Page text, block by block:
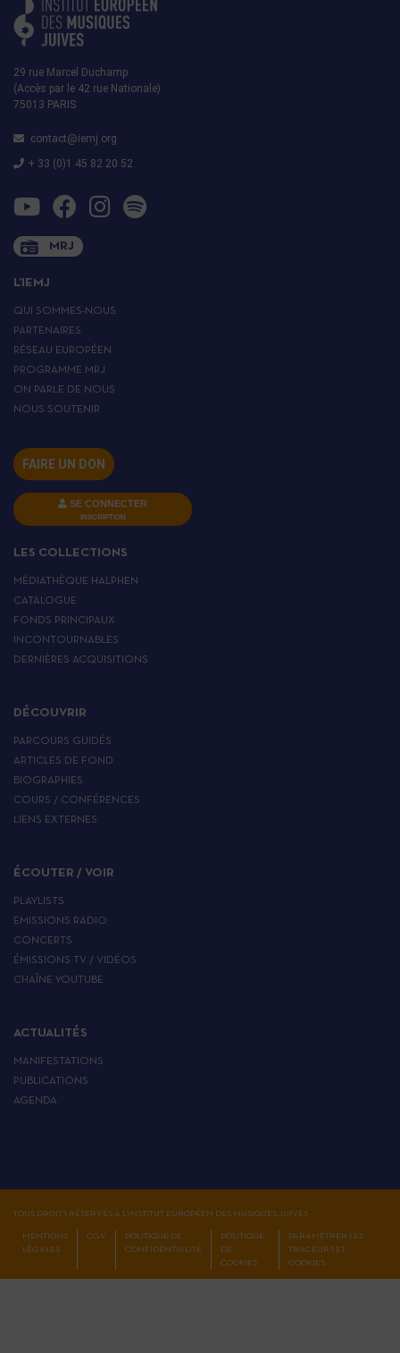
29 rue Marcel Duchamp
(Accès par le 42 rue Nationale)
75013 PARIS
contact@iemj.org
+ 33 (0)1 45 82 20 52
MRJ
L’IEMJ
QUI SOMMES-NOUS
PARTENAIRES
RÉSEAU EUROPÉEN
PROGRAMME MRJ
ON PARLE DE NOUS
NOUS SOUTENIR
FAIRE UN DON
SE CONNECTER
INSCRIPTION
LES COLLECTIONS
MÉDIATHÈQUE HALPHEN
CATALOGUE
FONDS PRINCIPAUX
INCONTOURNABLES
DERNIÈRES ACQUISITIONS
DÉCOUVRIR
PARCOURS GUIDÉS
ARTICLES DE FOND
BIOGRAPHIES
COURS / CONFÉRENCES
LIENS EXTERNES
ÉCOUTER / VOIR
PLAYLISTS
EMISSIONS RADIO
CONCERTS
ÉMISSIONS TV / VIDÉOS
CHAÎNE YOUTUBE
ACTUALITÉS
MANIFESTATIONS
PUBLICATIONS
AGENDA
TOUS DROITS RÉSERVÉS À L'INSTITUT EUROPÉEN DES MUSIQUES JUIVES
MENTIONS
LÉGALES
CGV
POLITIQUE DE
CONFIDENTIALITÉ
POLITIQUE
DE
COOKIES
PARAMÉTRER LES
TRACEURS ET
COOKIES